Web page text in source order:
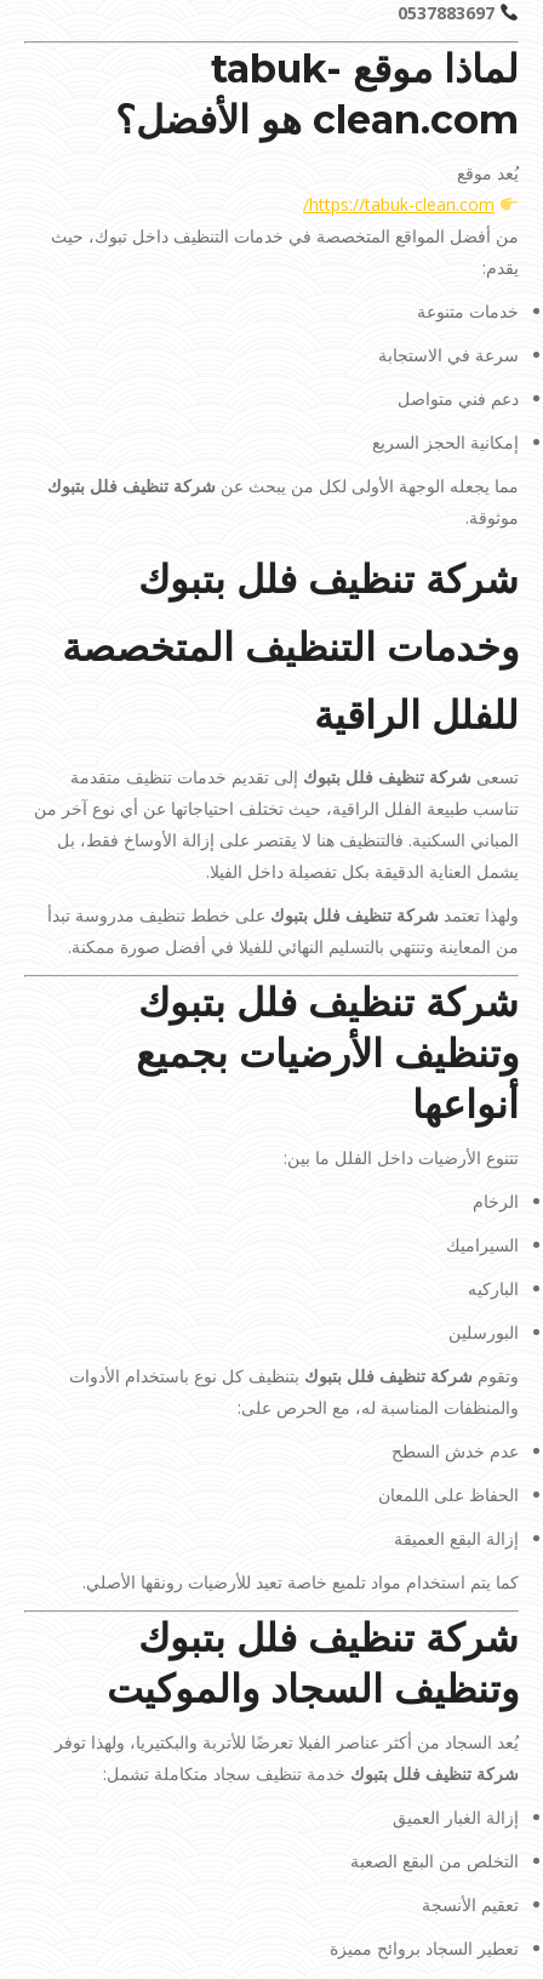
0537883697
لماذا موقع tabuk-
clean.com هو الأفضل؟
يُعد موقع
https://tabuk-clean.com/
من أفضل المواقع المتخصصة في خدمات التنظيف داخل تبوك، حيث
يقدم:
خدمات متنوعة
سرعة في الاستجابة
دعم فني متواصل
إمكانية الحجز السريع
مما يجعله الوجهة الأولى لكل من يبحث عن شركة تنظيف فلل بتبوك
موثوقة.
شركة تنظيف فلل بتبوك
وخدمات التنظيف المتخصصة
للفلل الراقية
تسعى شركة تنظيف فلل بتبوك إلى تقديم خدمات تنظيف متقدمة
تناسب طبيعة الفلل الراقية، حيث تختلف احتياجاتها عن أي نوع آخر من
المباني السكنية. فالتنظيف هنا لا يقتصر على إزالة الأوساخ فقط، بل
يشمل العناية الدقيقة بكل تفصيلة داخل الفيلا.
ولهذا تعتمد شركة تنظيف فلل بتبوك على خطط تنظيف مدروسة تبدأ
من المعاينة وتنتهي بالتسليم النهائي للفيلا في أفضل صورة ممكنة.
شركة تنظيف فلل بتبوك
وتنظيف الأرضيات بجميع
أنواعها
تتنوع الأرضيات داخل الفلل ما بين:
الرخام
السيراميك
الباركيه
البورسلين
وتقوم شركة تنظيف فلل بتبوك بتنظيف كل نوع باستخدام الأدوات
والمنظفات المناسبة له، مع الحرص على:
عدم خدش السطح
الحفاظ على اللمعان
إزالة البقع العميقة
كما يتم استخدام مواد تلميع خاصة تعيد للأرضيات رونقها الأصلي.
شركة تنظيف فلل بتبوك
وتنظيف السجاد والموكيت
يُعد السجاد من أكثر عناصر الفيلا تعرضًا للأتربة والبكتيريا، ولهذا توفر
شركة تنظيف فلل بتبوك خدمة تنظيف سجاد متكاملة تشمل:
إزالة الغبار العميق
التخلص من البقع الصعبة
تعقيم الأنسجة
تعطير السجاد بروائح مميزة